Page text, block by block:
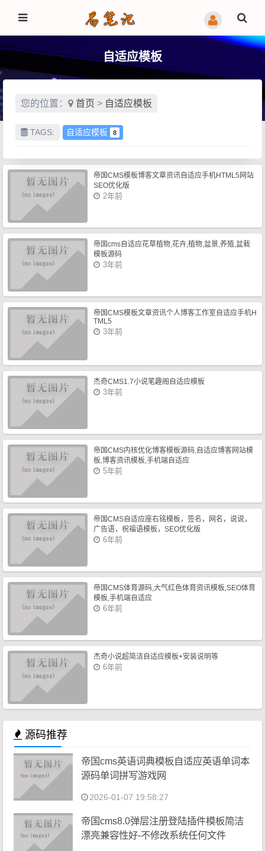
自适应模板
您的位置： 首页 > 自适应模板
TAGS: 自适应模板 8
帝国CMS模板博客文章资讯自适应手机HTML5网站
SEO优化版
2年前
帝国cms自适应花草植物,花卉,植物,盆景,养殖,盆栽
模板源码
3年前
帝国CMS模板文章资讯个人博客工作室自适应手机H
TML5
3年前
杰奇CMS1.7小说笔趣阁自适应模板
3年前
帝国CMS内核优化博客模板源码,自适应博客网站模
板,博客资讯模板,手机端自适应
5年前
帝国CMS自适应座右铭模板，签名，网名，说说，
广告语，祝福语模板，SEO优化版
6年前
帝国CMS体育源码,大气红色体育资讯模板,SEO体育
模板,手机端自适应
6年前
杰奇小说超简洁自适应模板+安装说明等
6年前
源码推荐
帝国cms英语词典模板自适应英语单词本
源码单词拼写游戏网
2026-01-07 19:58:27
帝国cms8.0弹层注册登陆插件模板简洁
漂亮兼容性好-不修改系统任何文件